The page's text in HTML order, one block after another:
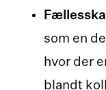
som en
hvor der
blandt